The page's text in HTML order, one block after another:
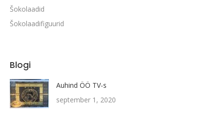
Šokolaadid
Šokolaadifiguurid
Blogi
Auhind ÖÖ TV-s
september 1, 2020